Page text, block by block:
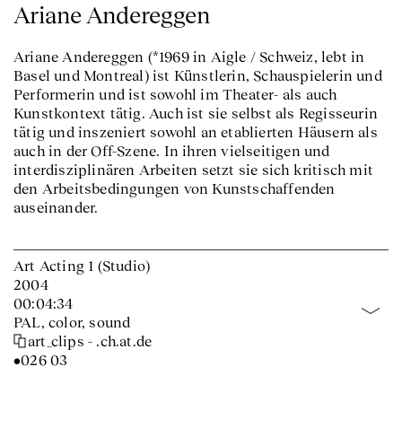
Ariane Andereggen
Ariane Andereggen (*1969 in Aigle / Schweiz, lebt in
Basel und Montreal) ist Künstlerin, Schauspielerin und
Performerin und ist sowohl im Theater- als auch
Kunstkontext tätig. Auch ist sie selbst als Regisseurin
tätig und inszeniert sowohl an etablierten Häusern als
auch in der Off-Szene. In ihren vielseitigen und
interdisziplinären Arbeiten setzt sie sich kritisch mit
den Arbeitsbedingungen von Kunstschaffenden
auseinander.
Art Acting 1 (Studio)
2004
00:04:34
PAL, color, sound
art_clips - .ch.at.de
•026 03